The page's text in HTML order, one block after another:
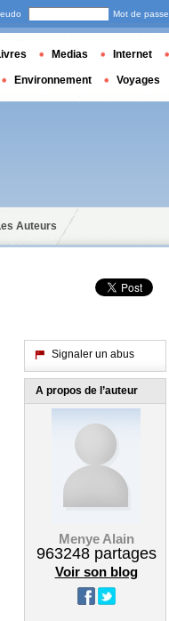
Auteurs
Signaler un abus
A propos de l’auteur
Menye Alain
963248partages
Voir son blog
Mot de passe
Medias Internet
Environnement Voyages